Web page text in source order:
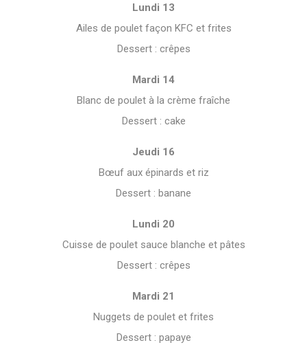
Lundi 13
Ailes de poulet façon KFC et frites
Dessert : crêpes
Mardi 14
Blanc de poulet à la crème fraîche
Dessert : cake
Jeudi 16
Bœuf aux épinards et riz
Dessert : banane
Lundi 20
Cuisse de poulet sauce blanche et pâtes
Dessert : crêpes
Mardi 21
Nuggets de poulet et frites
Dessert : papaye